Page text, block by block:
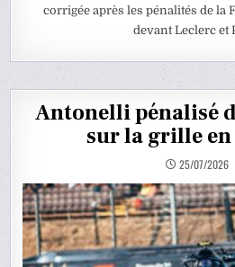
corrigée après les pénalités de la
devant Leclerc et
Antonelli pénalisé
sur la grille
25/07/2026